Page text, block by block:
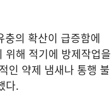
의 확산이 급증함에
위해 적기에 방제작업을
인 약제 냄새나 통행 불
다.